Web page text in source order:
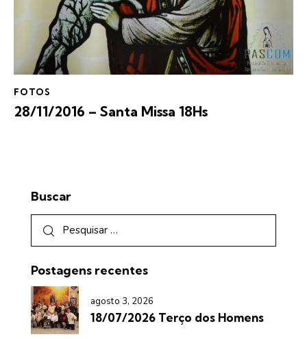
FOTOS
28/11/2016 – Santa Missa 18Hs
Buscar
Postagens recentes
agosto 3, 2026
18/07/2026 Terço dos Homens